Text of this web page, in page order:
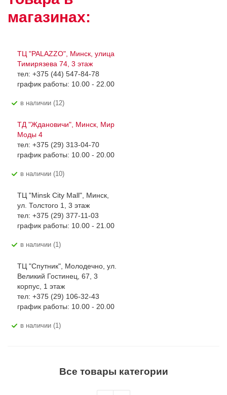
магазинах:
ТЦ "PALAZZO", Минск, улица
Тимирязева 74, 3 этаж
тел: +375 (44) 547-84-78
график работы: 10.00 - 22.00
В наличии (12)
ТД "Ждановичи", Минск, Мир
Моды 4
тел: +375 (29) 313-04-70
график работы: 10.00 - 20.00
В наличии (10)
ТЦ "Minsk City Mall", Минск,
ул. Толстого 1, 3 этаж
тел: +375 (29) 377-11-03
график работы: 10.00 - 21.00
В наличии (1)
ТЦ "Спутник", Молодечно, ул.
Великий Гостинец, 67, 3
корпус, 1 этаж
тел: +375 (29) 106-32-43
график работы: 10.00 - 20.00
В наличии (1)
Все товары категории